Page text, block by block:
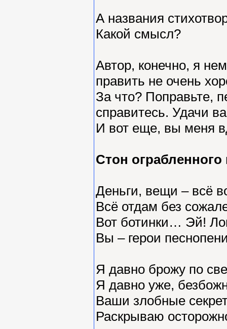
А названия
Какой смысл?
Автор, конечно, я
править не очень
За что? Поправьте,
справитесь. Удачи
И вот еще, вы меня
Стон
Деньги, вещи – всё
Всё отдам без
Вот ботинки… Эй!
Вы – герои
Я давно брожу по
Я давно уже,
Ваши злобные
Раскрываю